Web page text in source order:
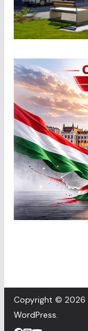
Copyright © 2026
WordPress.